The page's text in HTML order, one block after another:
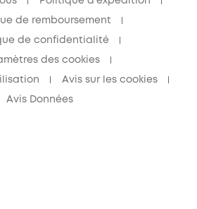
de remboursement
de confidentialité
des cookies
Avis sur les cookies
Avis Données